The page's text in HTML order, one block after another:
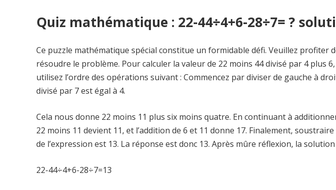
Quiz mathématique : 22-44÷4+6-28÷7= ?
Ce puzzle mathématique spécial constitue un formidable défi. Veuillez profiter
résoudre le problème. Pour calculer la valeur de 22 moins 44 divisé par 4 plus
utilisez l’ordre des opérations suivant : Commencez par diviser de gauche à
divisé par 7 est égal à 4.
Cela nous donne 22 moins 11 plus six moins quatre. En continuant à
22 moins 11 devient 11, et l’addition de 6 et 11 donne 17. Finalement,
de l’expression est 13. La réponse est donc 13. Après mûre réflexion, la solution
22-44÷4+6-28÷7=13